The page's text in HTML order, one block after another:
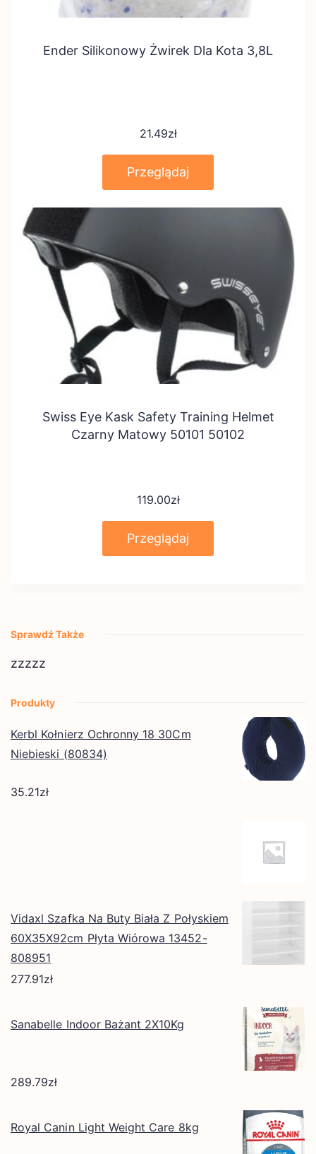
Ender Silikonowy Żwirek Dla Kota 3,8L
21.49zł
Przeglądaj
Swiss Eye Kask Safety Training Helmet
Czarny Matowy 50101 50102
119.00zł
Przeglądaj
Sprawdź Także
zzzzz
Produkty
Kerbl Kołnierz Ochronny 18 30Cm
Niebieski (80834)
35.21zł
Vidaxl Szafka Na Buty Biała Z Połyskiem
60X35X92cm Płyta Wiórowa 13452-
808951
277.91zł
Sanabelle Indoor Bażant 2X10Kg
289.79zł
Royal Canin Light Weight Care 8kg